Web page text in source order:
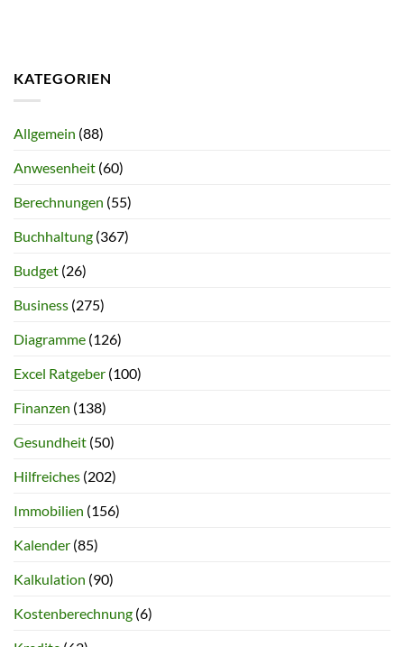
KATEGORIEN
Allgemein (88)
Anwesenheit (60)
Berechnungen (55)
Buchhaltung (367)
Budget (26)
Business (275)
Diagramme (126)
Excel Ratgeber (100)
Finanzen (138)
Gesundheit (50)
Hilfreiches (202)
Immobilien (156)
Kalender (85)
Kalkulation (90)
Kostenberechnung (6)